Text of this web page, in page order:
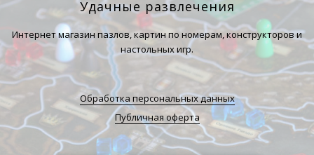
Удачные развлечения
Интернет магазин пазлов, картин по номерам, конструкторов и
настольных игр.
Обработка персональных данных
Публичная оферта